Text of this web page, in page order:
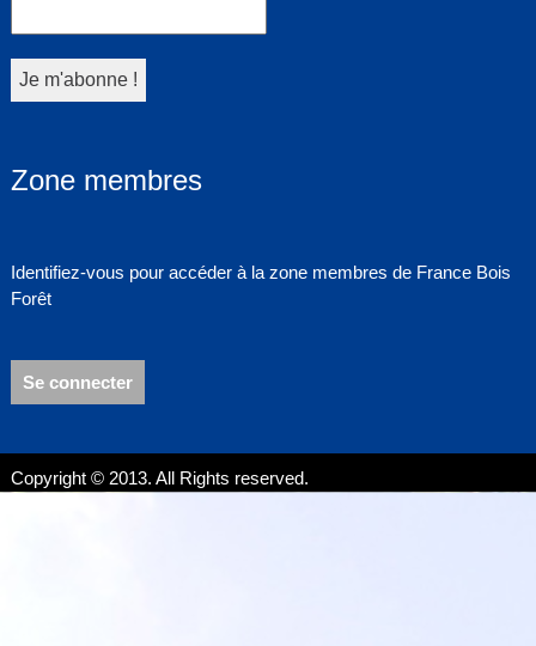
Zone membres
Identifiez-vous pour accéder à la zone membres de France Bois
Forêt
Se connecter
Copyright © 2013. All Rights reserved.